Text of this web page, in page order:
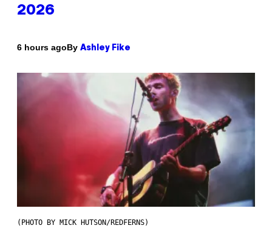
2026
6 hours agoBy Ashley Fike
(PHOTO BY MICK HUTSON/REDFERNS)